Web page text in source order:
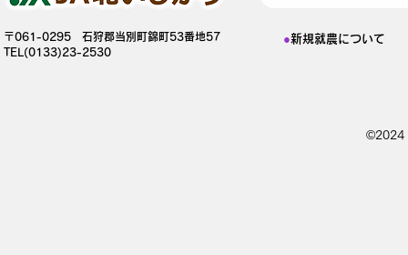
〒061-0295 石狩郡当別町錦町53番地57
TEL(0133)23-2530
●新規就農について
©2024